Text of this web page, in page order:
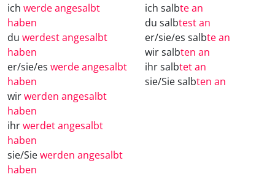
ich werde angesalbt
haben
du werdest angesalbt
haben
er/sie/es werde angesalbt
haben
wirwerden angesalbt
haben
ihrwerdet angesalbt
haben
sie/Siewerden angesalbt
haben
ich salbte an
du salbtest an
er/sie/es salbte an
wir salbten an
ihr salbtet an
sie/Sie salbten an